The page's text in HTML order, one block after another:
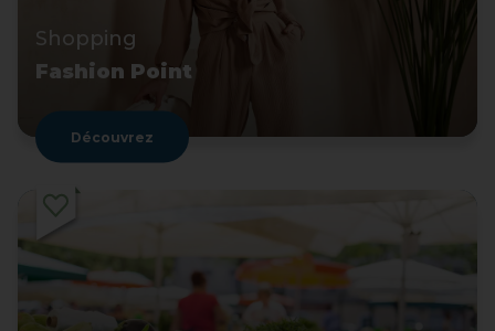
Shopping
Fashion Point
Découvrez